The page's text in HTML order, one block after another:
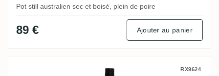
Pot still australien sec et boisé, plein de poire
89 € Ajouter au panier
Velier Beenleigh Fine Australian Rum
RX9624